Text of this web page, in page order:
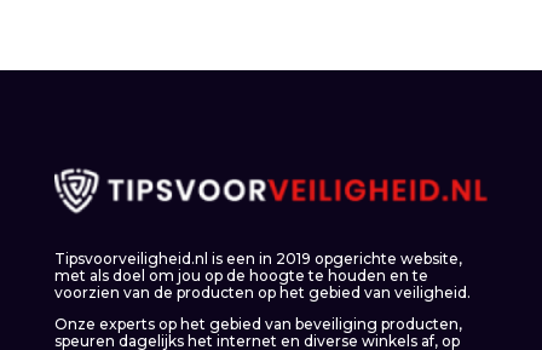
Tipsvoorveiligheid.nl is een in 2019 opgerichte website,
met als doel om jou op de hoogte te houden en te
voorzien van de producten op het gebied van veiligheid.
Onze experts op het gebied van beveiliging producten,
speuren dagelijks het internet en diverse winkels af, op